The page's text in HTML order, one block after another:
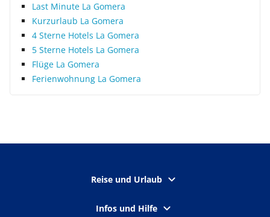
Last Minute La Gomera
Kurzurlaub La Gomera
4 Sterne Hotels La Gomera
5 Sterne Hotels La Gomera
Flüge La Gomera
Ferienwohnung La Gomera
Reise und Urlaub
Infos und Hilfe